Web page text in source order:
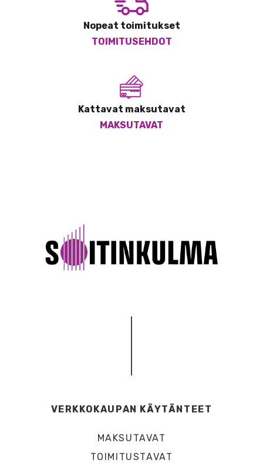
Nopeat toimitukset
TOIMITUSEHDOT
Kattavat maksutavat
MAKSUTAVAT
VERKKOKAUPAN KÄYTÄNTEET
MAKSUTAVAT
TOIMITUSTAVAT